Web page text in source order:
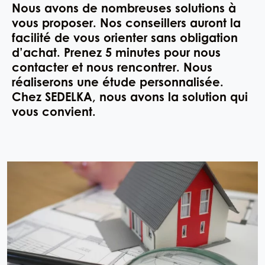
Nous avons de nombreuses solutions à
vous proposer. Nos conseillers auront la
facilité de vous orienter sans obligation
d’achat. Prenez 5 minutes pour nous
contacter et nous rencontrer. Nous
réaliserons une étude personnalisée.
Chez SEDELKA, nous avons la solution qui
vous convient.